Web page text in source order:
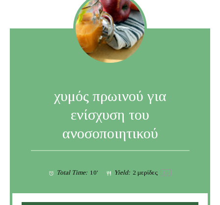
χυμός πρωινού για
ενίσχυση του
ανοσοποιητικού
Total Time: 10' Yield: 2μερίδες 1 x